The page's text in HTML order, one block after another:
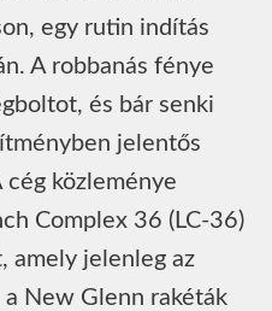
egy rutin indítás
A robbanás fénye
és bár senki
jelentős
közleménye
Complex 36 (LC-36)
amely jelenleg az
New Glenn rakéták